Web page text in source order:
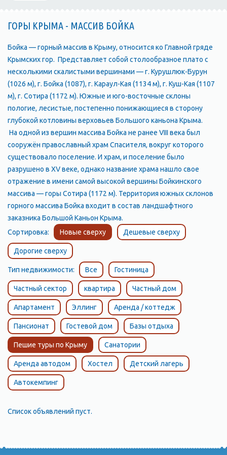
ГОРЫ КРЫМА - МАССИВ БОЙКА
Бойка — горный массив в Крыму, относится ко Главной гряде
Крымских гор. Представляет собой столообразное плато с
несколькими скалистыми вершинами — г. Курушлюк-Бурун
(1026 м), г. Бойка (1087), г. Караул-Кая (1134 м), г. Куш-Кая (1107
м), г. Сотира (1172 м). Южные и юго-восточные склоны
пологие, лесистые, постепенно понижающиеся в сторону
глубокой котловины верховьев Большого каньона Крыма.
На одной из вершин массива Бойка не ранее VIII века был
сооружён православный храм Спасителя, вокруг которого
существовало поселение. И храм, и поселение было
разрушено в XV веке, однако название храма нашло свое
отражение в имени самой высокой вершины Бойкинского
массива — горы Сотира (1172 м). Территория южных склонов
горного массива Бойка входит в состав ландшафтного
заказника Большой Каньон Крыма.
Сортировка:
Новые сверху Дешевые сверху
Дорогие сверху
Тип недвижимости: Все Гостиница
Частный сектор квартира Частный дом
Апартамент Эллинг Аренда / коттедж
Пансионат Гостевой дом Базы отдыха
Пешие туры по Крыму Санатории
Аренда автодом Хостел Детский лагерь
Автокемпинг
Список объявлений пуст.